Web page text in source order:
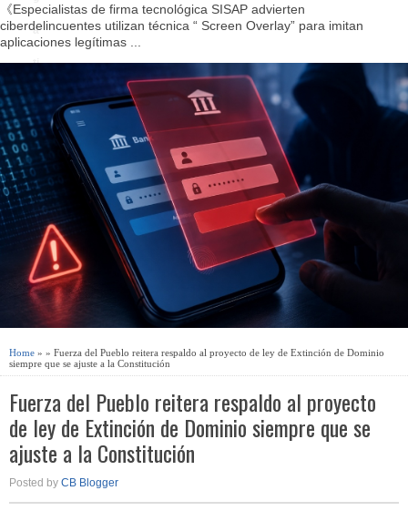
a
ti
o
n
《Especialistas de firma tecnológica SISAP advierten
ciberdelincuentes utilizan técnica “ Screen Overlay” para imitan
aplicaciones legítimas ...
Home » » Fuerza del Pueblo reitera respaldo al proyecto de ley de Extinción de Dominio
siempre que se ajuste a la Constitución
Fuerza del Pueblo reitera respaldo al proyecto
de ley de Extinción de Dominio siempre que se
ajuste a la Constitución
Posted by CB Blogger